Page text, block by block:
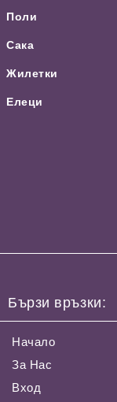
Поли
Сака
Жилетки
Елеци
Бързи връзки:
Начало
За Нас
Вход